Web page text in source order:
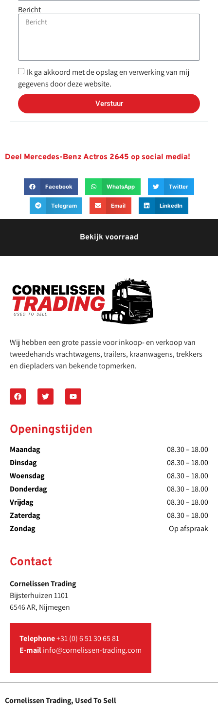
Bericht
Ik ga akkoord met de opslag en verwerking van mij
gegevens door deze website.
Verstuur
Deel Mercedes-Benz Actros 2645 op social media!
Facebook WhatsApp Twitter
Telegram Email LinkedIn
Bekijk voorraad
Wij hebben een grote passie voor inkoop- en verkoop van
tweedehands vrachtwagens, trailers, kraanwagens, trekkers
en diepladers van bekende topmerken.
Openingstijden
Maandag
08.30 – 18.00
Dinsdag
08.30 – 18.00
Woensdag
08.30 – 18.00
Donderdag
08.30 – 18.00
Vrijdag
08.30 – 18.00
Zaterdag
08.30 – 18.00
Zondag
Op afspraak
Contact
Cornelissen Trading
Bijsterhuizen 1101
6546 AR, Nijmegen
Telephone+31 (0) 6 51 30 65 81
E-mailinfo@cornelissen-trading.com
Cornelissen Trading, Used To Sell